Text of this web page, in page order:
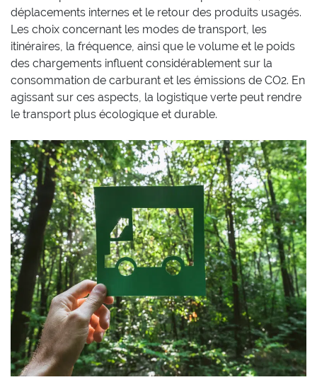
déplacements internes et le retour des produits usagés.
Les choix concernant les modes de transport, les
itinéraires, la fréquence, ainsi que le volume et le poids
des chargements influent considérablement sur la
consommation de carburant et les émissions de CO2. En
agissant sur ces aspects, la logistique verte peut rendre
le transport plus écologique et durable.